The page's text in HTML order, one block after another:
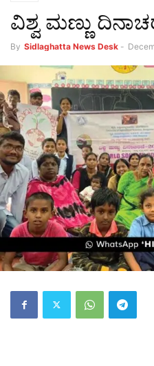
ವಿಶ್ವ ಮಣ್ಣು
By Sidlaghatta News Desk -